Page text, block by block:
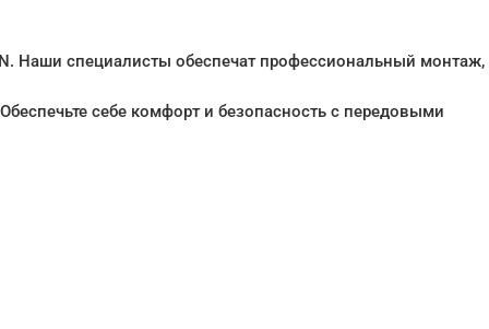
Наши специалисты обеспечат профессиональный монтаж,
себе комфорт и безопасность с передовыми